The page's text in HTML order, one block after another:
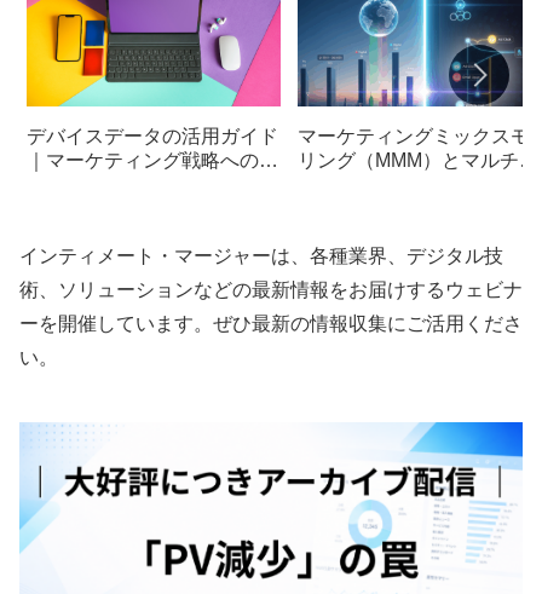
デバイスデータの活用ガイド
｜マーケティング戦略への実
マーケティングミックスモ
リング（MMM）とマルチタ
インティメート・マージャーは、各種業界、デジタル技
術、ソリューションなどの最新情報をお届けするウェビナ
ーを開催しています。ぜひ最新の情報収集にご活用くださ
い。